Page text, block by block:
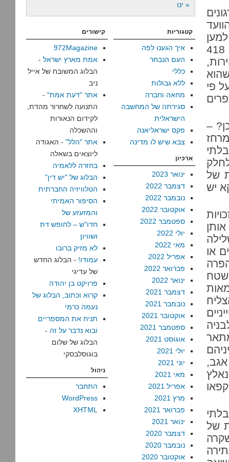
זכויות אדם לבג”ץ, בדרישה לבטל את צו המפקד הצבאי 418
שהוא
פי
שצו 418 עשה – כבר בשנת 1971, כן? –
בלתי
של
יש
והעניקו אותן
או
שטח
הצליח
סי. אגב,
של
« ינו
קטגוריות
איך הגענו לפה
העם הנבחר
כללי
ללא גבולות
מחאה וחברה
סגירתה של המחשבה
הישראלית
פקס ישראליאנה
צבא שיש לו מדינה
ארכיון
ינואר 2023
דצמבר 2022
נובמבר 2022
אוקטובר 2022
ספטמבר 2022
יולי 2022
מאי 2022
אפריל 2022
פברואר 2022
ינואר 2022
דצמבר 2021
נובמבר 2021
אוקטובר 2021
ספטמבר 2021
אוגוסט 2021
יולי 2021
יוני 2021
מאי 2021
אפריל 2021
מרץ 2021
פברואר 2021
ינואר 2021
דצמבר 2020
נובמבר 2020
אוקטובר 2020
קישורים
972Magazine
אמת מארץ ישראל -
הבלוג המשובח של אייל
ניב
אתר "דעת אמת" -
התנועה לשחרור מהדת,
לקידום הנאורות
וההשכלה
אתר "הלל" - האגודה
ליוצאים בשאלה
בחזרה ללאמיה
הבלוג של "יש דין"
הטלוויזיה החברתית
הסיפור האמיתי
והמזעזע של
חדו"ש – לחופש דת
ושוויון
לא מזיק ברובו
עמודו! - הבלוג החדש
של עדיגי
פרויקט בן יהודה
קרוא וכתוב, הבלוג של
נעמה כרמי
תניח את המספריים
ובוא נדבר על זה -
הבלוג של שלום
בוגוסלבסקי
ניהול
התחבר
WordPress
XHTML